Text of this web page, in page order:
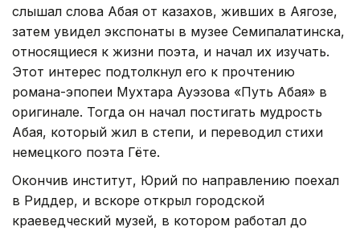
слышал слова Абая от казахов, живших в Аягозе,
затем увидел экспонаты в музее Семипалатинска,
относящиеся к жизни поэта, и начал их изучать.
Этот интерес подтолкнул его к прочтению
романа-эпопеи Мухтара Ауэзова «Путь Абая» в
оригинале. Тогда он начал постигать мудрость
Абая, который жил в степи, и переводил стихи
немецкого поэта Гёте.
Окончив институт, Юрий по направлению поехал
в Риддер, и вскоре открыл городской
краеведческий музей, в котором работал до